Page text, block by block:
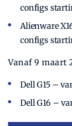
configs
Alienware
configs
Vanaf 9 maart
Dell G15 –
Dell G16 –